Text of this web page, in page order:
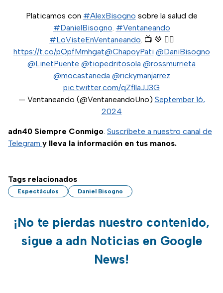
Platicamos con #AlexBisogno sobre la salud de
#DanielBisogno. #Ventaneando
#LoVisteEnVentaneando. 📺 💚 👉🏻
https://t.co/pQpfMmhgat@ChapoyPati @DaniBisogno
@LinetPuente @tiopedritosola @rossmurrieta
@mocastaneda @rickymanjarrez
pic.twitter.com/qZfllaJJ3G
— Ventaneando (@VentaneandoUno) September 16,
2024
adn40 Siempre Conmigo. Suscríbete a nuestro canal de
Telegram y lleva la información en tus manos.
Tags relacionados
Espectáculos Daniel Bisogno
¡No te pierdas nuestro contenido,
sigue a adn Noticias en Google
News!